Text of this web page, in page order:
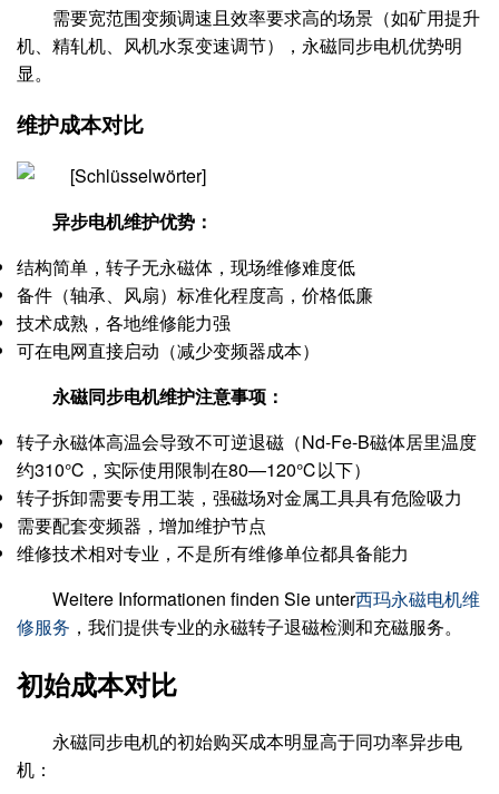
需要宽范围变频调速且效率要求高的场景（如矿用提升
机、精轧机、风机水泵变速调节），永磁同步电机优势明
显。
维护成本对比
异步电机维护优势：
结构简单，转子无永磁体，现场维修难度低
备件（轴承、风扇）标准化程度高，价格低廉
技术成熟，各地维修能力强
可在电网直接启动（减少变频器成本）
永磁同步电机维护注意事项：
转子永磁体高温会导致不可逆退磁（Nd-Fe-B磁体居里温度
约310℃，实际使用限制在80—120℃以下）
转子拆卸需要专用工装，强磁场对金属工具具有危险吸力
需要配套变频器，增加维护节点
维修技术相对专业，不是所有维修单位都具备能力
Weitere Informationen finden Sie unter西玛永磁电机维
修服务 ，我们提供专业的永磁转子退磁检测和充磁服务。
初始成本对比
永磁同步电机的初始购买成本明显高于同功率异步电
机：